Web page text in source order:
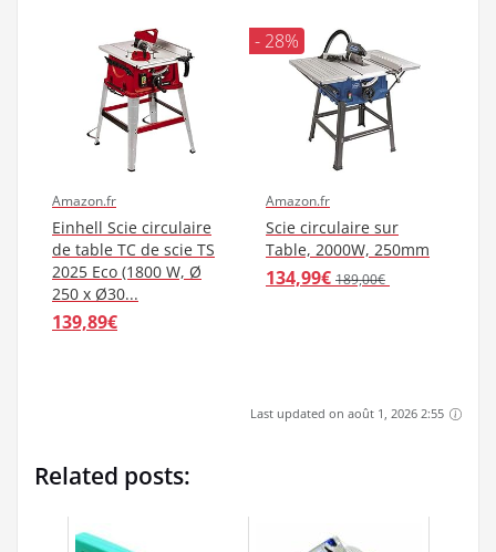
Amazon.fr
Einhell Scie circulaire
de table TC de scie TS
2025 Eco (1800 W, Ø
250 x Ø30...
139,89€
- 28%
Amazon.fr
Scie circulaire sur
Table, 2000W, 250mm
134,99€ 189,00€
Last updated on août 1, 2026 2:55
Related posts: